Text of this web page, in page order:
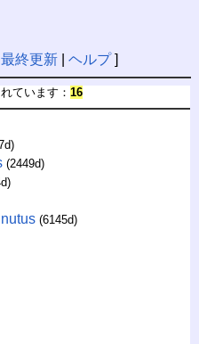
最終更新| ヘルプ]
ています： 16
(2449d)
(6145d)